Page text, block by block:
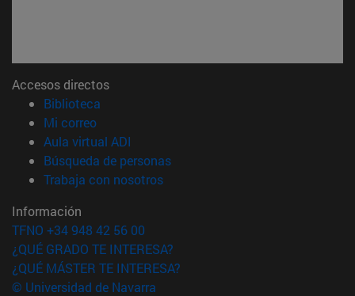
Accesos directos
Biblioteca
Mi correo(abre en nueva ventana)
Aula virtual ADI
Búsqueda de personas(abre en nueva ventana)
Trabaja con nosotros(abre en nueva ventana)
Información
TFNO +34 948 42 56 00
¿QUÉ GRADO TE INTERESA?
¿QUÉ MÁSTER TE INTERESA?
© Universidad de Navarra